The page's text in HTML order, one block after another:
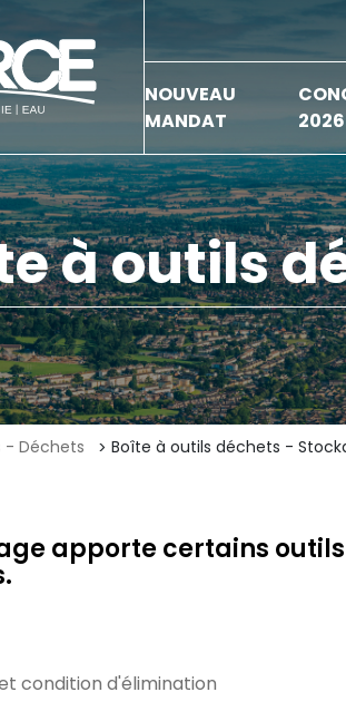
NOUVEAU
MANDAT
2026
à outils
- Déchets Boîte à outils déchets -
apporte certains
condition d'élimination